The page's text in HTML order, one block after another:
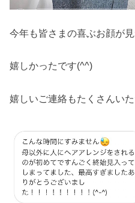
今年も皆さまの喜ぶお顔が
嬉しかったです(^^)
嬉しいご連絡もたくさんい